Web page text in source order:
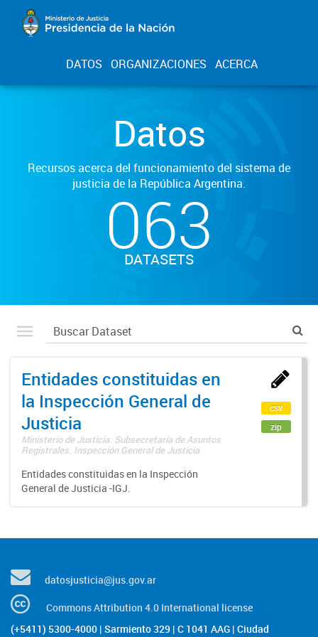
DATOS ORGANIZACIONES ACERCA
Datos
Recursos acerca del funcionamiento del sistema de
justicia de la República Argentina.
063
DATASETS
Entidades constituidas en
la Inspección General de
Justicia
Ministerio de Justicia. Subsecretaría de Asuntos
Registrales. Inspección General de Justicia
Entidades constituidas en la Inspección
General de Justicia -IGJ.
csv
zip
datosjusticia@jus.gov.ar
Commons Attribution 4.0 International license
(+5411) 5300-4000 | Sarmiento 329 | C 1041 AAG | Ciudad